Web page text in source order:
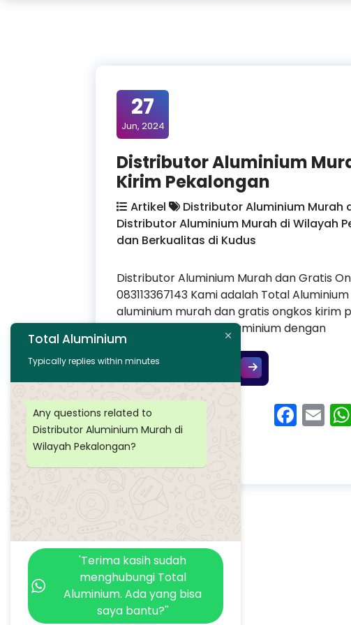
27
Jun, 2024
Distributor Aluminium
Kirim Pekalongan
Artikel Distributor Aluminium Murah
Distributor Aluminium Murah di Wilayah
dan Berkualitas di Kudus
Distributor Aluminium Murah dan Gratis
083113367143 Kami adalah Total
aluminium murah dan gratis ongkos kirim
menyediakan profil aluminium dengan
Continue Reading Distributor
Total Aluminium
Typically replies within minutes
Any questions related to
Distributor Aluminium Murah di
Wilayah Pekalongan?
'Terima kasih sudah
menghubungi Total
Aluminium. Ada yang bisa
saya bantu?''